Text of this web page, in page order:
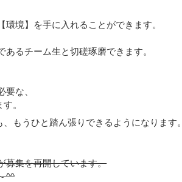
環境】を手に入れることができます。
るチーム生と切磋琢磨できます。
な、
。
もうひと踏ん張りできるようになります。
募集を再開しています。
^^